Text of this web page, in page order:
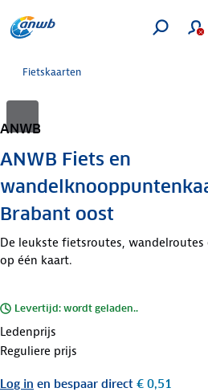
Fietskaarten
ANWB
ANWB Fiets en
Brabant oost
De leukste fietsroutes, wandelroutes
op één kaart.
Levertijd: wordt geladen..
Ledenprijs
Reguliere prijs
Log in en bespaar direct € 0,51